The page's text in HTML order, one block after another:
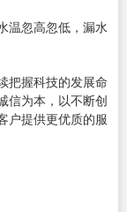
温忽高忽低，漏水
把握科技的发展命
信为本，以不断创
户提供更优质的服